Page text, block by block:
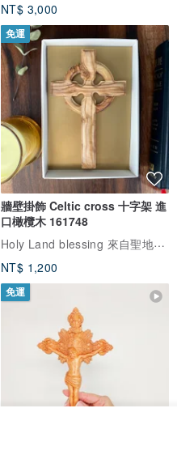
NT$ 3,000
免運
牆壁掛飾 Celtic cross 十字架 進
口橄欖木 161748
Holy Land blessing 來自聖地的祝福
NT$ 1,200
免運